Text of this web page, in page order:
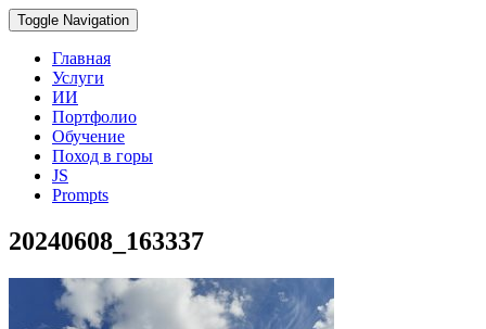
Toggle Navigation
Главная
Услуги
ИИ
Портфолио
Обучение
Поход в горы
JS
Prompts
20240608_163337